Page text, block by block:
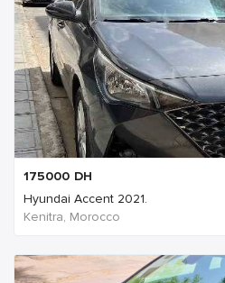
175000 DH
Hyundai Accent 2021.
Kenitra, Morocco